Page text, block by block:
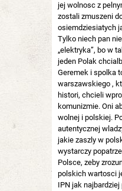
jej wolnosc z
zostali zmuszeni
osiemdziesiatych
Tylko niech pan
„elektryka”, bo w
jeden Polak
Geremek i spolka
warszawskiego ,
histori, chcieli
komunizmie. Oni
wolnej i polskiej.
autentycznej
jakie zaszly w
wystarczy
Polsce, zeby
polskich wartosci
IPN jak